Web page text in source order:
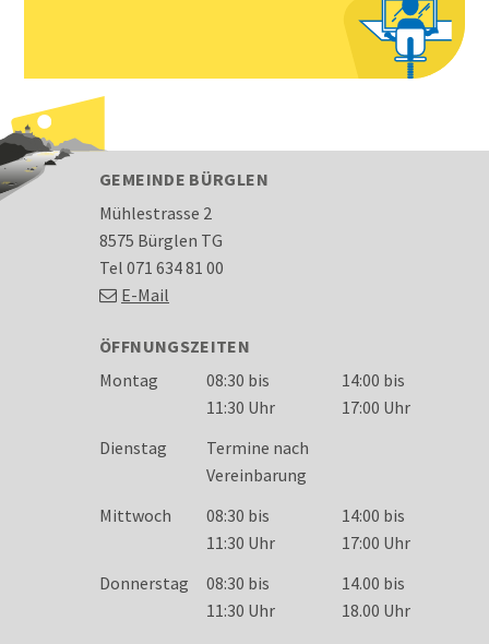
FOOTER
GEMEINDE BÜRGLEN
Mühlestrasse 2
8575 Bürglen TG
Tel 071 634 81 00
E-Mail
ÖFFNUNGSZEITEN
Wochentag
Öffnungszeiten
Montag
08:30 bis
11:30 Uhr
14:00 bis
17:00 Uhr
Dienstag
Termine nach
Vereinbarung
Mittwoch
08:30 bis
11:30 Uhr
14:00 bis
17:00 Uhr
Donnerstag
08:30 bis
11:30 Uhr
14.00 bis
18.00 Uhr